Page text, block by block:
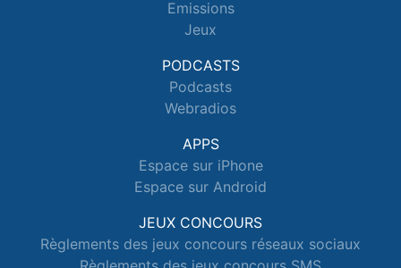
Emissions
Jeux
PODCASTS
Podcasts
Webradios
APPS
Espace sur iPhone
Espace sur Android
JEUX CONCOURS
Règlements des jeux concours réseaux sociaux